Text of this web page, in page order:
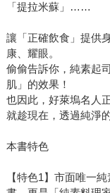
「提拉米蘇」……
讓「正確飲食」提供
康、耀眼。
偷偷告訴你，純素起
肌」的效果！
也因此，好萊塢名人
就趁現在，透過純淨
本書特色
【特色1】市面唯一